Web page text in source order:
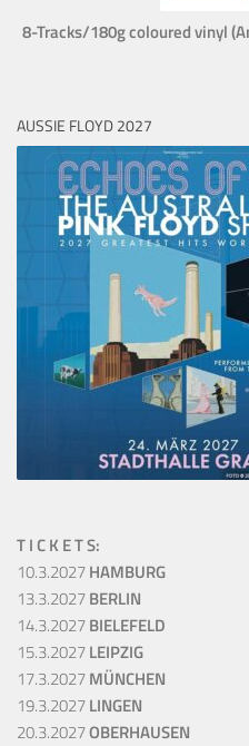
8-Tracks/180g coloured vinyl
AUSSIE FLOYD 2027
T I C K E T S:
10.3.2027HAMBURG
13.3.2027BERLIN
14.3.2027BIELEFELD
15.3.2027LEIPZIG
17.3.2027MÜNCHEN
19.3.2027LINGEN
20.3.2027OBERHAUSEN